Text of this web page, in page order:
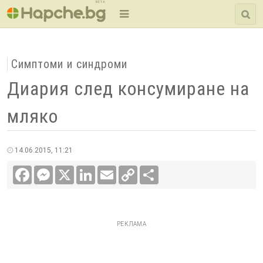
BETA
Симптоми и синдроми
Диария след консумиране на
мляко
14.06.2015, 11:21
FacebookMessenger LinkedInEmail
Copy
Link
РЕКЛАМА